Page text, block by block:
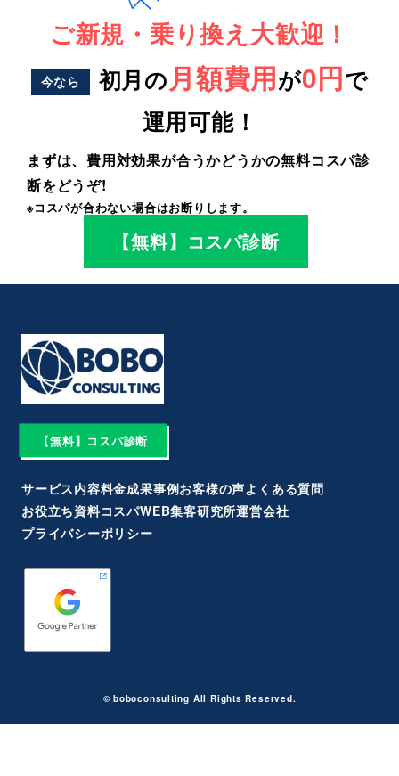
ご新規・乗り換え大歓迎！
今なら 初月の月額費用が0円で
運用可能！
まずは、費用対効果が合うかどうかの無料コスパ診
断をどうぞ!
※コスパが合わない場合はお断りします。
【無料】コスパ診断
【無料】コスパ診断
サービス内容料金成果事例お客様の声よくある質問
お役立ち資料コスパWEB集客研究所運営会社
プライバシーポリシー
©︎ boboconsulting All Rights Reserved.︎